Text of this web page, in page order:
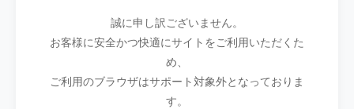
誠に申し訳ございません。
お客様に安全かつ快適にサイトをご利用いただくた
め、
ご利用のブラウザはサポート対象外となっておりま
す。